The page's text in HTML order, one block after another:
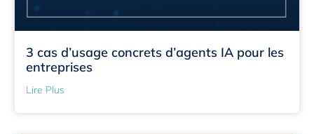
3 cas d’usage concrets d’agents IA pour les
entreprises
Lire Plus